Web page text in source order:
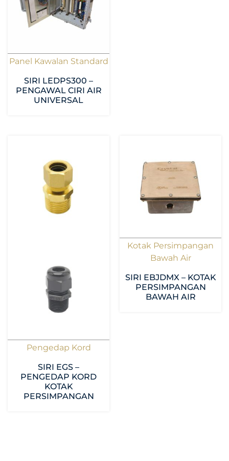
Panel Kawalan Standard
SIRI LEDPS300 –
PENGAWAL CIRI AIR
UNIVERSAL
Pengedap Kord
SIRI EGS –
PENGEDAP KORD
KOTAK
PERSIMPANGAN
Kotak Persimpangan
Bawah Air
SIRI EBJDMX – KOTAK
PERSIMPANGAN
BAWAH AIR